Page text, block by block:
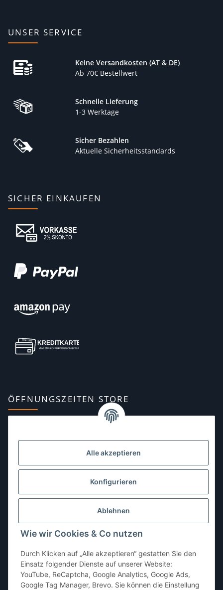
Alle akzeptieren
Konfigurieren
Ablehnen
Wie wir Cookies & Co nutzen
Durch Klicken auf „Alle akzeptieren“ gestatten Sie den
Einsatz folgender Dienste auf unserer Website:
YouTube, ReCaptcha, Google Analytics, Google Ads,
Google Tag Manager, Brevo. Sie können die Einstellung
UNSER SERVICE
Keine Versandkosten (AT & DE)
Ab 70€ Bestellwert
Schnelle Lieferung
1-3 Werktage
Sicher Bezahlen
Aktuelle Sicherheitsstandards
SICHER EINKAUFEN
ÖFFNUNGSZEITEN STORE
10:00–13:00, 14:00–18:00 Uhr
Dienstag:10:00–13:00, 14:00–16:00 Uhr
10:00–13:00 Uhr
Freitag:10:00–13:00, 14:00–18:00 Uhr
Sonntag: geschlossen